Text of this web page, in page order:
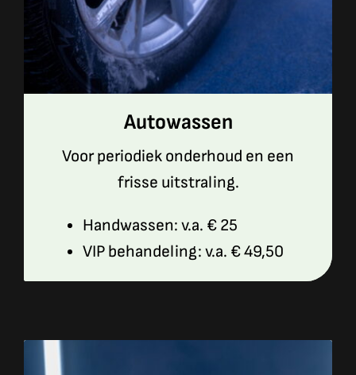
Autowassen
Voor periodiek onderhoud en een
frisse uitstraling.
Handwassen: v.a. € 25
VIP behandeling: v.a. € 49,50